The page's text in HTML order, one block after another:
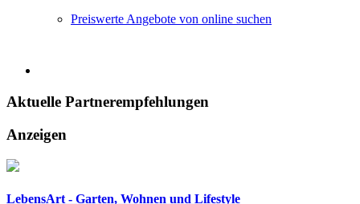
Preiswerte Angebote von online suchen
Aktuelle Partnerempfehlungen
Anzeigen
LebensArt - Garten, Wohnen und Lifestyle